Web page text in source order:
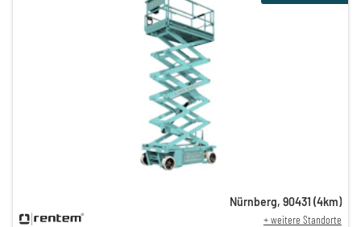
Nürnberg, 90431 (4km)
+ weitere Standorte